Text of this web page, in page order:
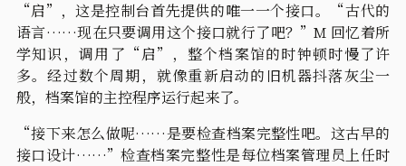
“启”，这是控制台首先提供的唯一一个接口。“古代的
语言……现在只要调用这个接口就行了吧？”M 回忆着所
学知识，调用了“启”，整个档案馆的时钟顿时慢了许
多。经过数个周期，就像重新启动的旧机器抖落灰尘一
般，档案馆的主控程序运行起来了。
“接下来怎么做呢……是要检查档案完整性吧。这古早的
接口设计……”检查档案完整性是每位档案管理员上任时